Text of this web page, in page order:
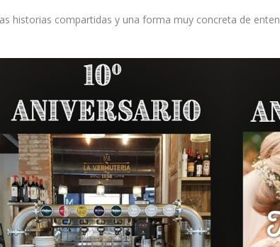
historias compartidas y una forma muy concreta de